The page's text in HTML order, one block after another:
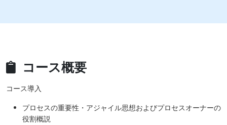
コース概要
コース導入
プロセスの重要性・アジャイル思想およびプロセスオーナーの
役割概説